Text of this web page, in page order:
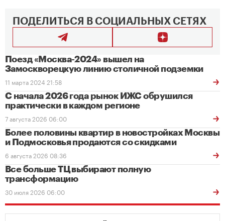
ПОДЕЛИТЬСЯ В СОЦИАЛЬНЫХ СЕТЯХ
Поезд «Москва-2024» вышел на
Замоскворецкую линию столичной подземки
11 марта 2024 21:58
С начала 2026 года рынок ИЖС обрушился
практически в каждом регионе
7 августа 2026 06:00
Более половины квартир в новостройках Москвы
и Подмосковья продаются со скидками
6 августа 2026 08:36
Все больше ТЦ выбирают полную
трансформацию
30 июля 2026 06:00